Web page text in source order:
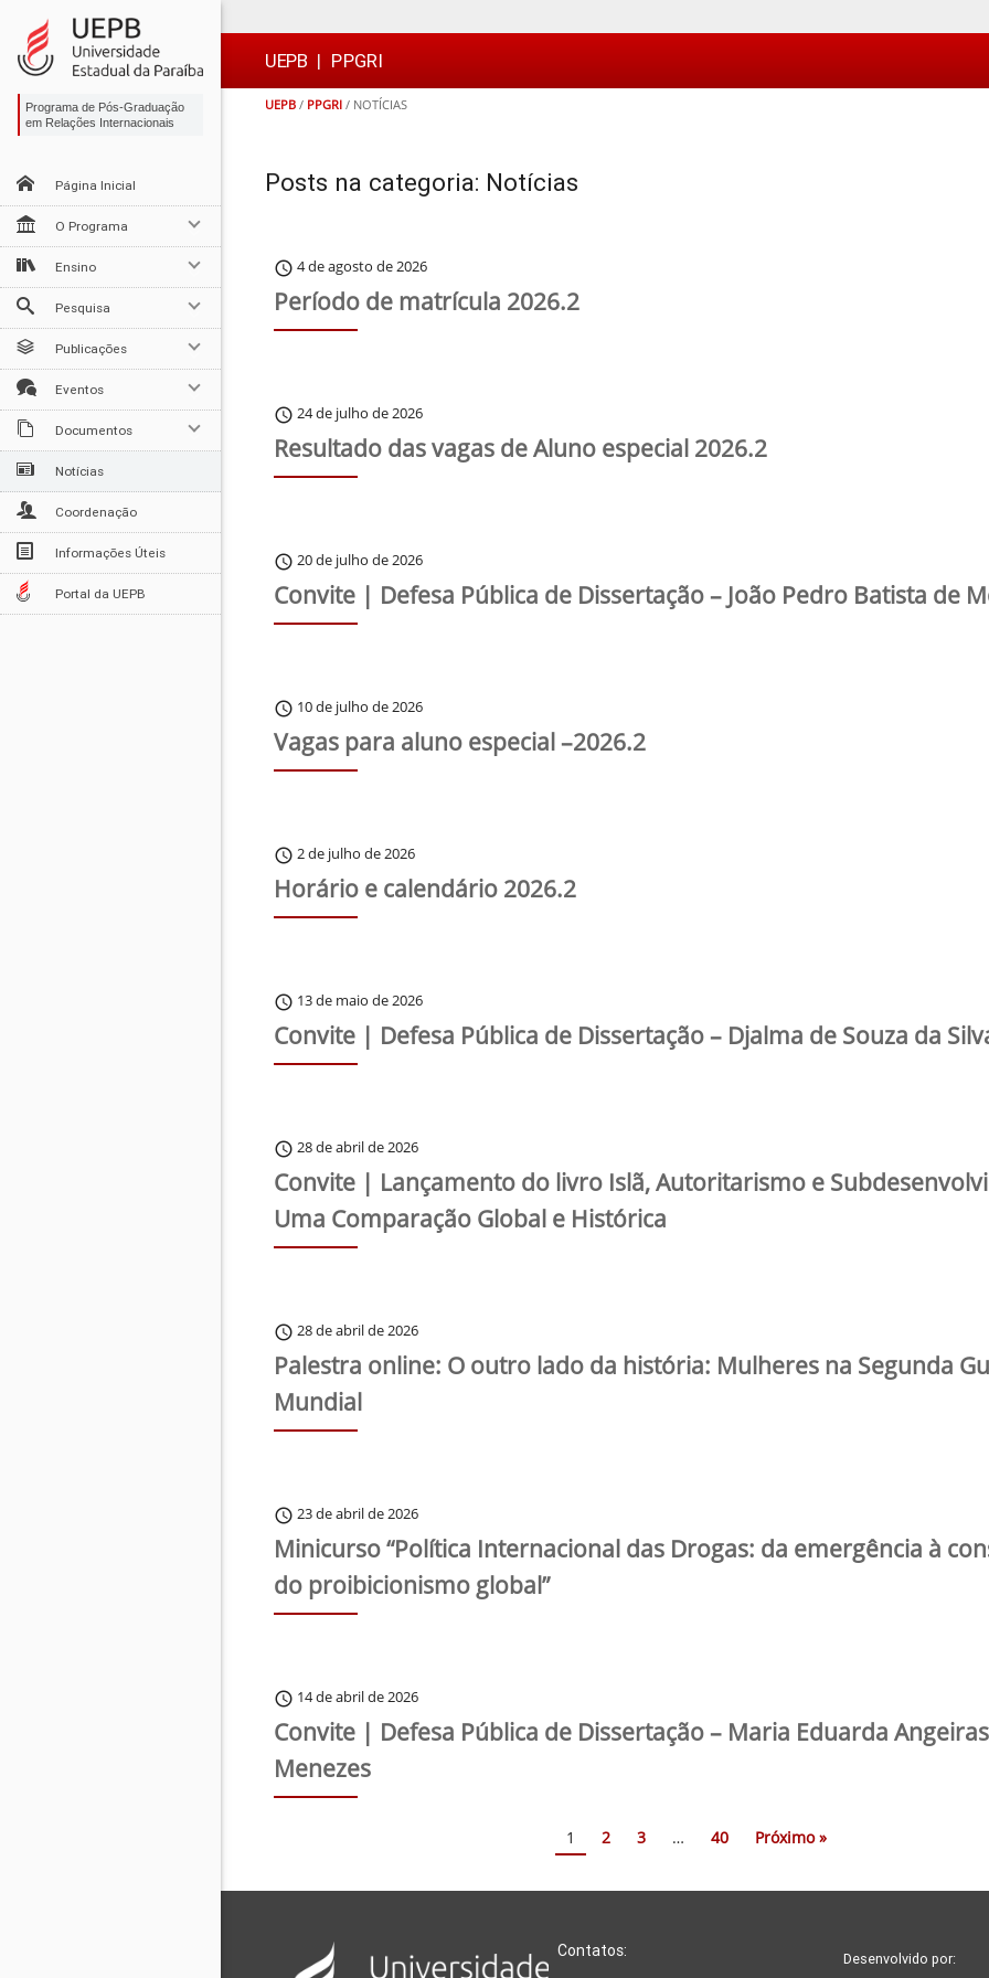
para
conteúdo
para
menu
para
busca
para
rodapé
 UEPB | PPGRI
UEPB / PPGRI / NOTÍCIAS
Programa de Pós-Graduação
em Relações Internacionais
Página Inicial
O Programa
Ensino
Pesquisa
Publicações
Eventos
Documentos
Notícias
Coordenação
Informações Úteis
Portal da UEPB
Posts na categoria: Notícias
schedule 4 de agosto de 2026
Período de matrícula 2026.2
schedule 24 de julho de 2026
Resultado das vagas de Aluno especial 2026.2
schedule 20 de julho de 2026
Convite | Defesa Pública de Dissertação – João Pedro Batista de
schedule 10 de julho de 2026
Vagas para aluno especial –2026.2
schedule 2 de julho de 2026
Horário e calendário 2026.2
schedule 13 de maio de 2026
Convite | Defesa Pública de Dissertação – Djalma de Souza da
schedule 28 de abril de 2026
Convite | Lançamento do livro Islã, Autoritarismo e
Uma Comparação Global e Histórica
schedule 28 de abril de 2026
Palestra online: O outro lado da história: Mulheres na Segunda
Mundial
schedule 23 de abril de 2026
Minicurso “Política Internacional das Drogas: da emergência à
do proibicionismo global”
schedule 14 de abril de 2026
Convite | Defesa Pública de Dissertação – Maria Eduarda
Menezes
1 2 3 … 40 Próximo »
Contatos: Desenvolvido por: